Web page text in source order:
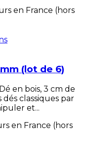
en France (hors
(lot de 6)
en bois, 3 cm de
classiques par
et...
en France (hors